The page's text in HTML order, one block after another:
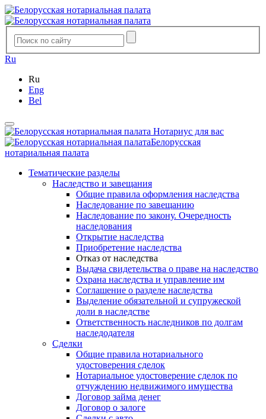
Ru
Ru
Eng
Bel
Нотариус для вас
Белорусская
нотариальная палата
Тематические разделы
Наследство и завещания
Общие правила оформления наследства
Наследование по завещанию
Наследование по закону. Очередность
наследования
Открытие наследства
Приобретение наследства
Отказ от наследства
Выдача свидетельства о праве на наследство
Охрана наследства и управление им
Соглашение о разделе наследства
Выделение обязательной и супружеской
доли в наследстве
Ответственность наследников по долгам
наследодателя
Сделки
Общие правила нотариального
удостоверения сделок
Нотариальное удостоверение сделок по
отчуждению недвижимого имущества
Договор займа денег
Договор о залоге